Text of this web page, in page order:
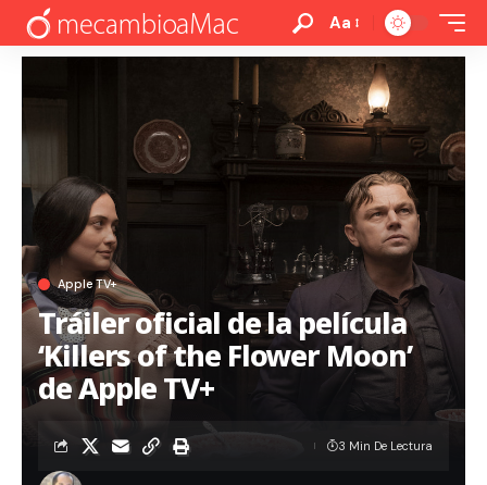
Aa
Apple TV+
Tráiler oficial de la película
‘Killers of the Flower Moon’
de Apple TV+
3 Min De Lectura